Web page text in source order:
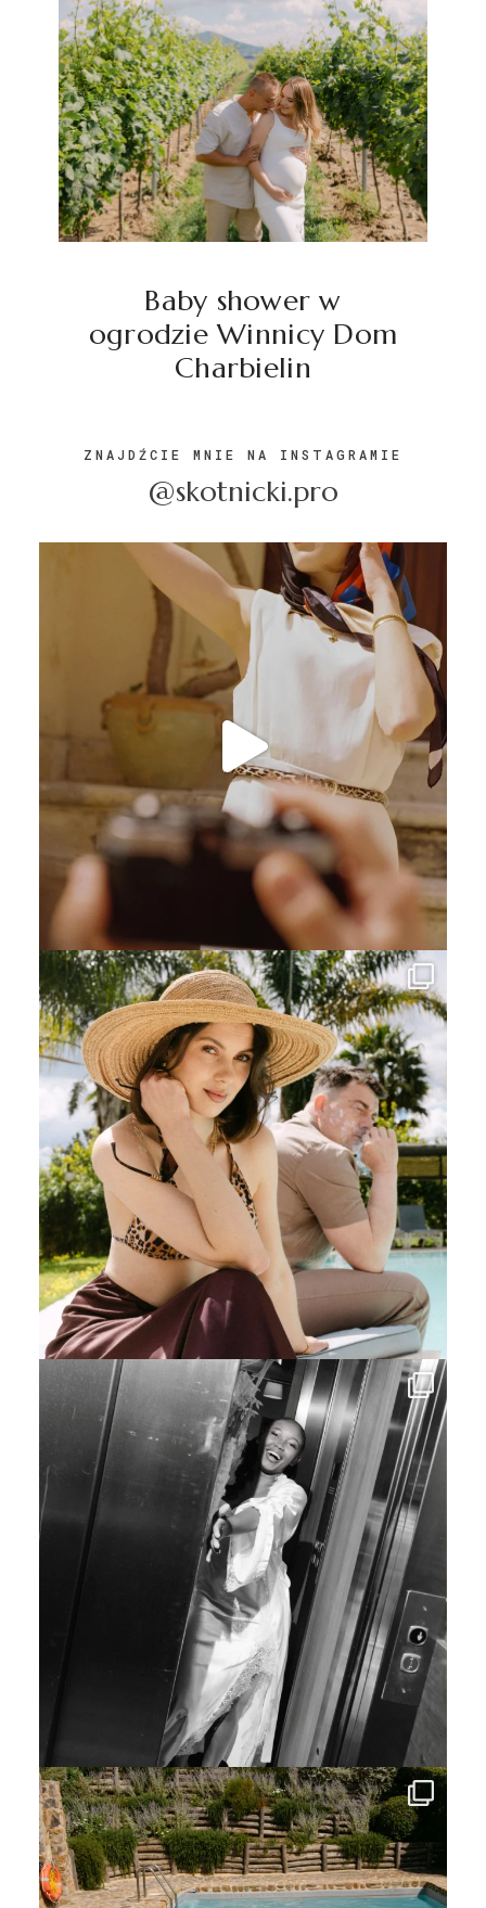
Baby shower w
ogrodzie Winnicy Dom
Charbielin
ZNAJDŹCIE MNIE NA INSTAGRAMIE
@skotnicki.pro